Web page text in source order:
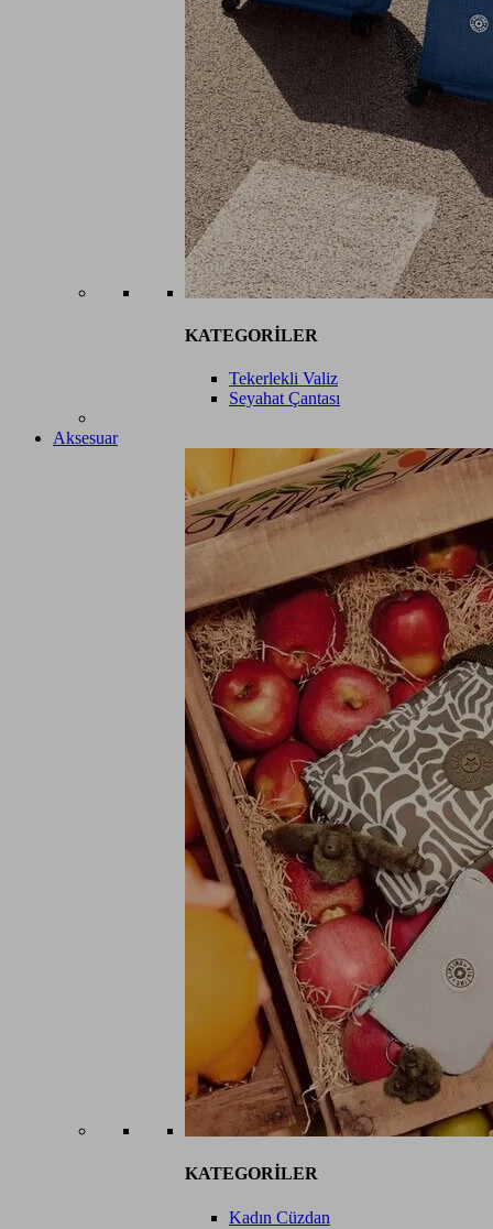
KATEGORİLER
Tekerlekli Valiz
Seyahat Çantası
Aksesuar
KATEGORİLER
Kadın Cüzdan